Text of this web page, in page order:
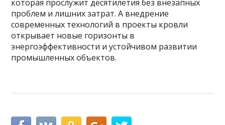
которая прослужит десятилетия без внезапных
проблем и лишних затрат. А внедрение
современных технологий в проекты кровли
открывает новые горизонты в
энергоэффективности и устойчивом развитии
промышленных объектов.